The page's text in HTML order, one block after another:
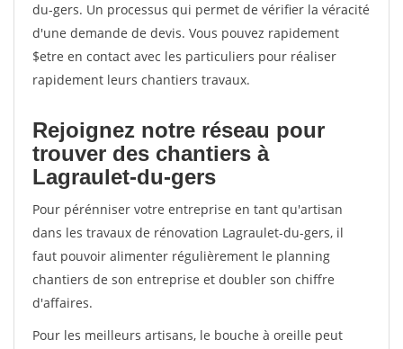
du-gers. Un processus qui permet de vérifier la véracité
d'une demande de devis. Vous pouvez rapidement
$etre en contact avec les particuliers pour réaliser
rapidement leurs chantiers travaux.
Rejoignez notre réseau pour
trouver des chantiers à
Lagraulet-du-gers
Pour pérénniser votre entreprise en tant qu'artisan
dans les travaux de rénovation Lagraulet-du-gers, il
faut pouvoir alimenter régulièrement le planning
chantiers de son entreprise et doubler son chiffre
d'affaires.
Pour les meilleurs artisans, le bouche à oreille peut